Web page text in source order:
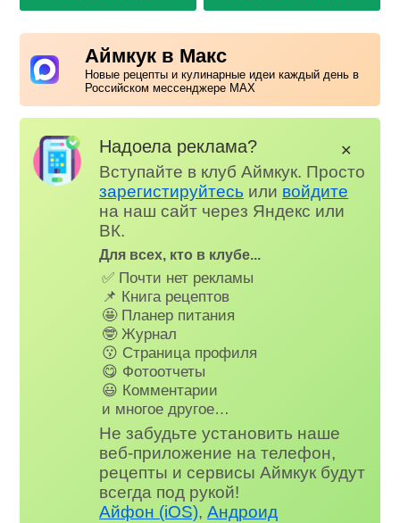
Аймкук в Макс
Новые рецепты и кулинарные идеи каждый день в
Российском мессенджере MAX
Надоела реклама?
Вступайте в клуб Аймкук. Просто
зарегистируйтесь или войдите
на наш сайт через Яндекс или
ВК.
Для всех, кто в клубе...
✅ Почти нет рекламы
📌 Книга рецептов
🤩 Планер питания
🤓 Журнал
😗 Страница профиля
😋 Фотоотчеты
😃 Комментарии
и многое другое…
Не забудьте установить наше
веб-приложение на телефон,
рецепты и сервисы Аймкук будут
всегда под рукой!
Айфон (iOS),Андроид
✕